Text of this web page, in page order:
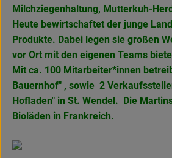
Milchziegenhaltung, Mutterkuh-
Heute bewirtschaftet der junge
Produkte. Dabei legen sie großen
vor Ort mit den eigenen Teams
Mit ca. 100 Mitarbeiter*innen
Bauernhof" , sowie 2
Hofladen" in St. Wendel. Die
Bioläden in Frankreich.